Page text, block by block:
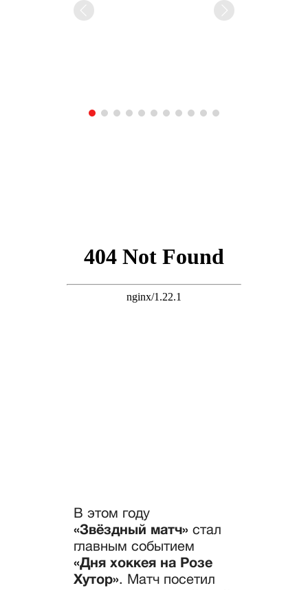
В этом году
«Звёздный матч» стал
главным событием
«Дня хоккея на Розе
Хутор». Матч посетил